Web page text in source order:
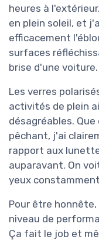
heures à
en plein soleil, et
efficacement
surfaces
brise d'une voiture.
Les verres
activités de plein
désagréables.
pêchant, j'ai
rapport aux
auparavant. On
yeux
Pour être
niveau de
Ça fait le job et